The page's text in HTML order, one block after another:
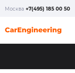
Москва +7(495) 185 00 50